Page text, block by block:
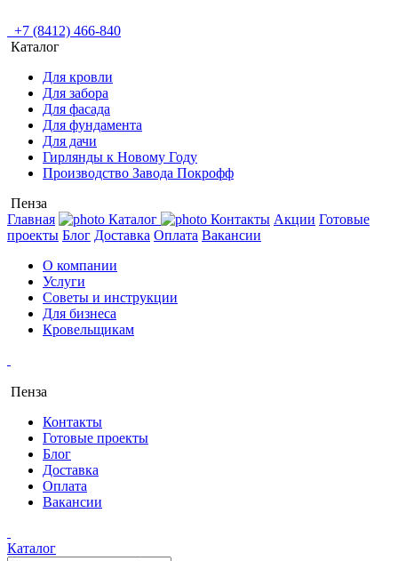
+7 (8412) 466-840
Каталог
Для кровли
Для забора
Для фасада
Для фундамента
Для дачи
Гирлянды к Новому Году
Производство Завода Покрофф
Пенза
Главная
Каталог Контакты Акции Готовые
проекты Блог Доставка Оплата Вакансии
О компании
Услуги
Советы и инструкции
Для бизнеса
Кровельщикам
Пенза
Контакты
Готовые проекты
Блог
Доставка
Оплата
Вакансии
Каталог